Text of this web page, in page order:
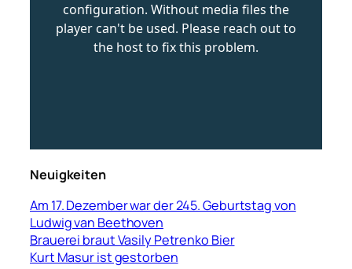
Neuigkeiten
Am 17. Dezember war der 245. Geburtstag von
Ludwig van Beethoven
Brauerei braut Vasily Petrenko Bier
Kurt Masur ist gestorben